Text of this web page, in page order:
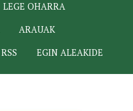
LEGE OHARRA
ARAUAK
RSS EGIN ALEAKIDE